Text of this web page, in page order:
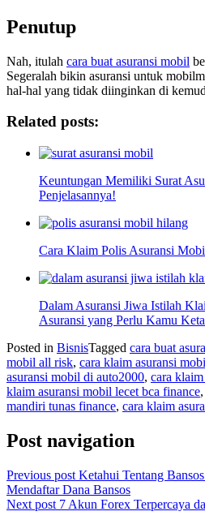
Penutup
Nah, itulah cara buat asuransi mobil
Segeralah bikin asuransi untuk
hal-hal yang tidak diinginkan di
Related posts:
Keuntungan Memiliki Surat
Penjelasannya!
Cara Klaim Polis Asuransi
Dalam Asuransi Jiwa Istilah
Asuransi yang Perlu Kamu
Posted in BisnisTagged cara buat
mobil all risk, cara klaim asuransi
asuransi mobil di auto2000, cara
klaim asuransi mobil lecet bca finance,
mandiri tunas finance, cara klaim
Post navigation
Previous post Ketahui Tentang
Mendaftar Dana Bansos
Next post 7 Akun Forex Terpercaya